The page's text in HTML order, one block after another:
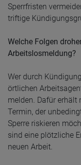
Sperrfristen
triftige
Welche Folgen
Arbeitslosmeldung?
Wer durch
örtlichen
melden. Dafür erhält
Termin, der
Sperre riskieren
sind eine plötzliche
neuen Arbeit.